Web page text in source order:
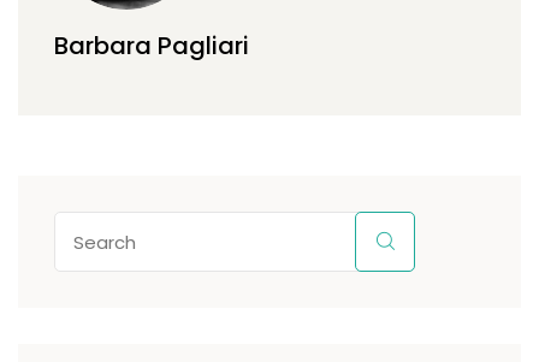
Barbara Pagliari